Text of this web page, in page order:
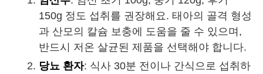
150g 정도 섭취를 권장해요. 태아의 골격 형성
과 산모의 칼슘 보충에 도움을 줄 수 있으며,
반드시 저온 살균된 제품을 선택해야 합니다.
당뇨 환자: 식사 30분 전이나 간식으로 섭취하